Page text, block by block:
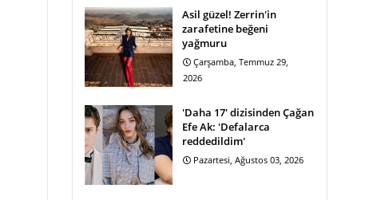
Asil güzel! Zerrin'in
zarafetine beğeni
yağmuru
Çarşamba, Temmuz 29,
2026
'Daha 17' dizisinden Çağan
Efe Ak: 'Defalarca
reddedildim'
Pazartesi, Ağustos 03, 2026